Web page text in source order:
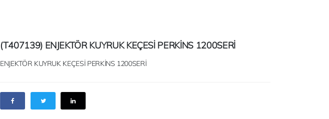
(T407139) ENJEKTÖR KUYRUK KEÇESİ PERKİNS 1200SERİ
ENJEKTÖR KUYRUK KEÇESİ PERKİNS 1200SERİ